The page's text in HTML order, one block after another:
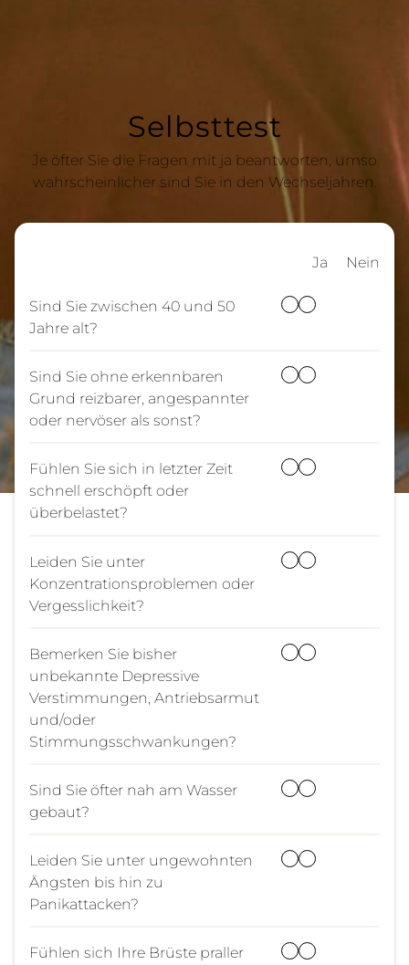
Selbsttest
Je öfter Sie die Fragen mit ja beantworten, umso
wahrscheinlicher sind Sie in den Wechseljahren.
Ja Nein
Sind Sie zwischen 40 und 50
Jahre alt?
Sind Sie ohne erkennbaren
Grund reizbarer, angespannter
oder nervöser als sonst?
Fühlen Sie sich in letzter Zeit
schnell erschöpft oder
überbelastet?
Leiden Sie unter
Konzentrationsproblemen oder
Vergesslichkeit?
Bemerken Sie bisher
unbekannte Depressive
Verstimmungen, Antriebsarmut
und/oder
Stimmungsschwankungen?
Sind Sie öfter nah am Wasser
gebaut?
Leiden Sie unter ungewohnten
Ängsten bis hin zu
Panikattacken?
Fühlen sich Ihre Brüste praller